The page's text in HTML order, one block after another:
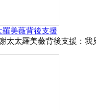
美薇背後支援
太太羅美薇背後支援：我